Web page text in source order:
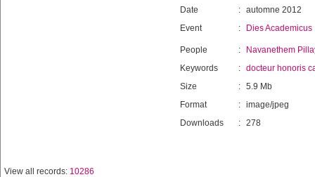
Date : automne 2012
Event
: Dies Academicus
People :
Navanethem
Keywords
: docteur honoris
Size
: 5.9 Mb
Format
: image/jpeg
Downloads
: 278
View all records: 10286